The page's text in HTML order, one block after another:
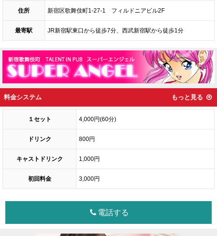
住所 新宿区歌舞伎町1-27-1 フィルドニアビル2F
最寄駅 JR新宿駅東口から徒歩7分、西武新宿駅から徒歩1分
料金システム もっと見る
１セット 4,000円(60分)
ドリンク 800円
キャストドリンク 1,000円
初回料金 3,000円
電話する